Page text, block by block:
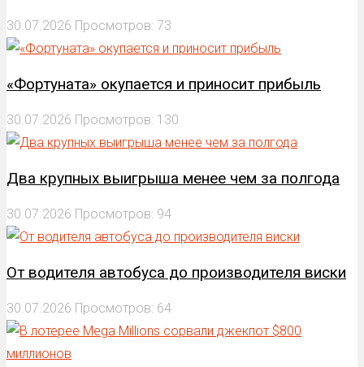
30.07.2026 Просмотров: 73
«Фортуната» окупается и приносит прибыль
30.07.2026 Просмотров: 130
Два крупных выигрыша менее чем за полгода
30.07.2026 Просмотров: 94
От водителя автобуса до производителя виски
30.07.2026 Просмотров: 64